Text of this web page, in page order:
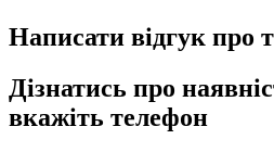
Написати відгук про
Дізнатись про
вкажіть телефон